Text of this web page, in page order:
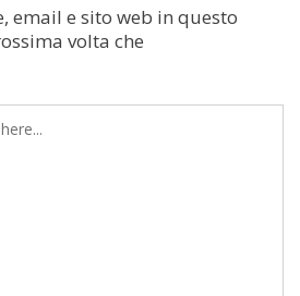
email e sito web in questo
volta che